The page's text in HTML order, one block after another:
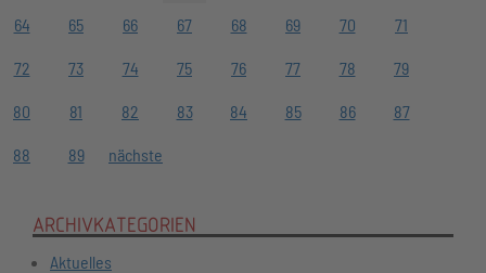
64 65 66 67 68 69 70 71
72 73 74 75 76 77 78 79
80 81 82 83 84 85 86 87
88 89 nächste
ARCHIVKATEGORIEN
Aktuelles